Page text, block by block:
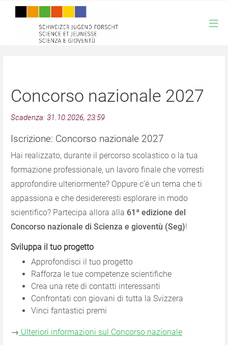
Concorso nazionale 2027
Scadenza: 31.10.2026, 23:59
Iscrizione: Concorso nazionale 2027
Hai realizzato, durante il percorso scolastico o la tua
formazione professionale, un lavoro finale che vorresti
approfondire ulteriormente? Oppure c’è un tema che ti
appassiona e che desidereresti esplorare in modo
scientifico? Partecipa allora alla 61ª edizione del
Concorso nazionale di Scienza e gioventù (Seg)!
Sviluppa il tuo progetto
Approfondisci il tuo progetto
Rafforza le tue competenze scientifiche
Crea una rete di contatti interessanti
Confrontati con giovani di tutta la Svizzera
Vinci fantastici premi
→ Ulteriori informazioni sul Concorso nazionale